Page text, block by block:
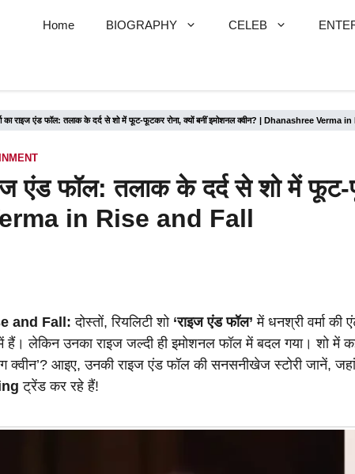
Home BIOGRAPHY CELEB
का राइज एंड फॉल: तलाक के दर्द से शो में फूट-फूटकर रोना, क्यों बनीं इमोशनल क्वीन? | Dhanashree Verma
एंड फॉल: तलाक के दर्द से शो में
in Rise and Fall
and Fall:दोस्तों, रियलिटी शो ‘राइज एंड फॉल’में धनश्री वर्मा की
लेकिन उनका राइज जल्दी ही इमोशनल फॉल में बदल गया। शो में
क्वीन’? आइए, उनकी राइज एंड फॉल की सनसनीखेज स्टोरी जानें,
ट्रेंड कर रहे हैं!